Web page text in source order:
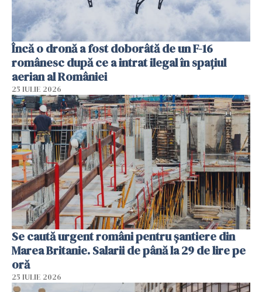
Încă o dronă a fost doborâtă de un F-16
românesc după ce a intrat ilegal în spațiul
aerian al României
25 IULIE 2026
Se caută urgent români pentru șantiere din
Marea Britanie. Salarii de până la 29 de lire pe
oră
25 IULIE 2026